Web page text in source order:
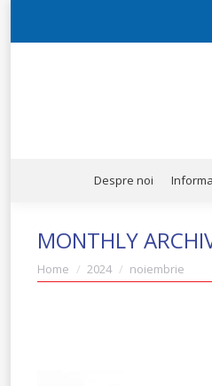
Despre noi
MONTHLY
Home 2024 noiembrie